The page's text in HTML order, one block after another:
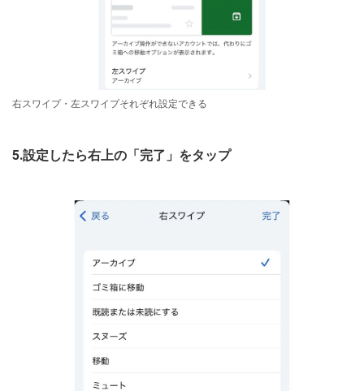
右スワイプ・左スワイプそれぞれ設定できる
5.設定したら右上の「完了」をタップ